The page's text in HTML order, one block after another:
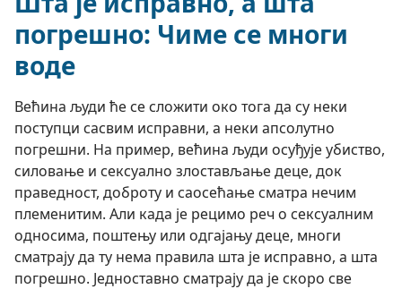
погрешно: Чиме се многи
воде
Већина људи ће се сложити око тога да су неки
поступци сасвим исправни, а неки апсолутно
погрешни. На пример, већина људи осуђује убиство,
силовање и сексуално злостављање деце, док
праведност, доброту и саосећање сматра нечим
племенитим. Али када је рецимо реч о сексуалним
односима, поштењу или одгајању деце, многи
сматрају да ту нема правила шта је исправно, а шта
погрешно. Једноставно сматрају да је скоро све